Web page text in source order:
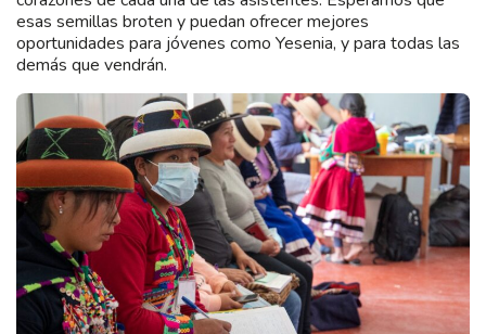
esas semillas broten y puedan ofrecer mejores
oportunidades para jóvenes como Yesenia, y para todas las
demás que vendrán.